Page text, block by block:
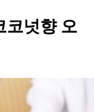
코넛향 오